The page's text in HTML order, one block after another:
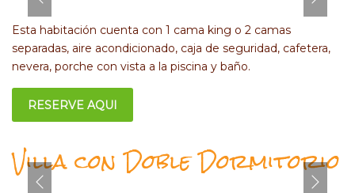
Esta habitación cuenta con 1 cama king o 2 camas
separadas, aire acondicionado, caja de seguridad, cafetera,
nevera, porche con vista a la piscina y baño.
RESERVE AQUI
Villa con Doble Dormitorio